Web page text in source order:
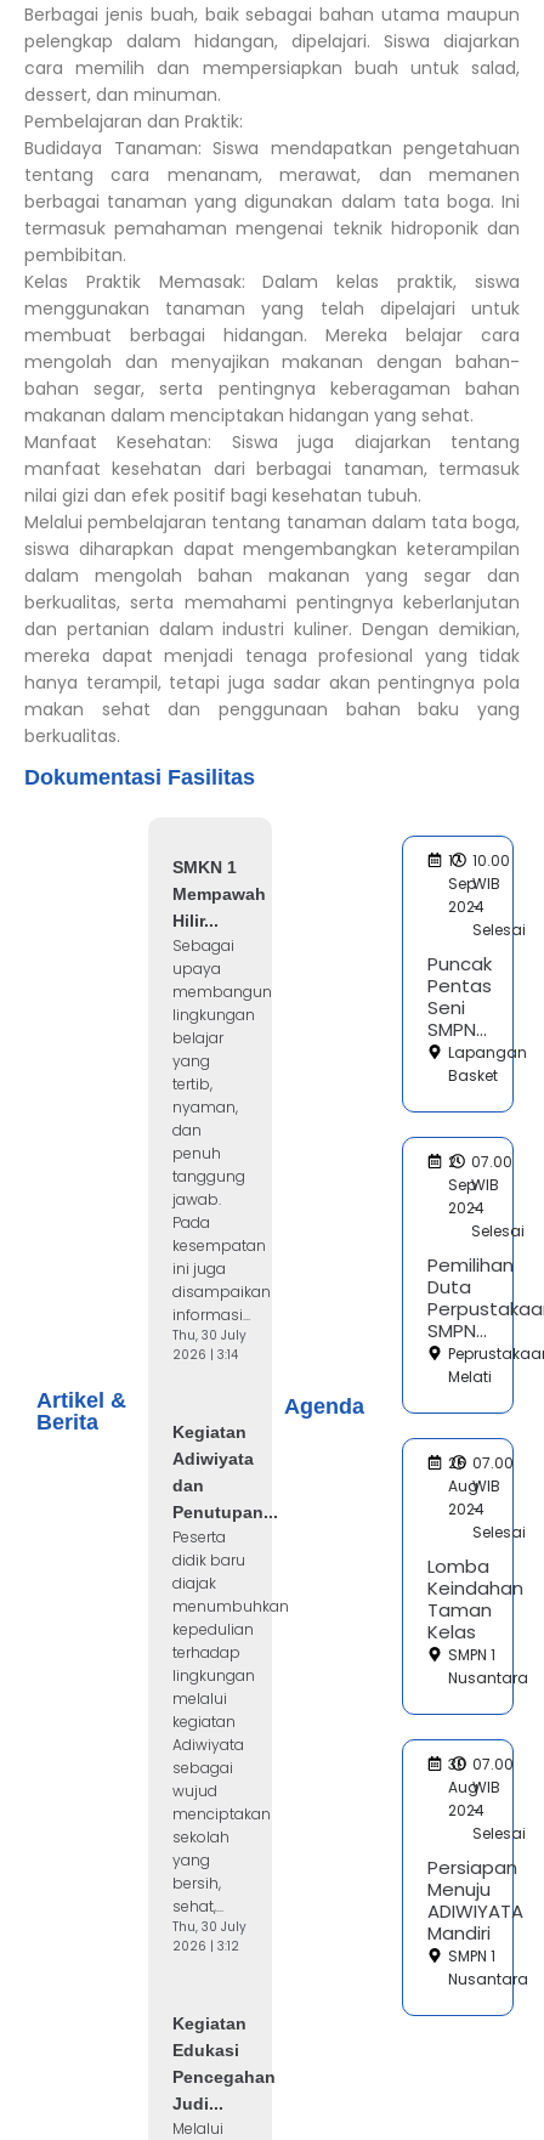
Berbagai jenis buah, baik sebagai bahan utama maupun
pelengkap dalam hidangan, dipelajari. Siswa diajarkan
cara memilih dan mempersiapkan buah untuk salad,
dessert, dan minuman.
Pembelajaran dan Praktik:
Budidaya Tanaman: Siswa mendapatkan pengetahuan
tentang cara menanam, merawat, dan memanen
berbagai tanaman yang digunakan dalam tata boga. Ini
termasuk pemahaman mengenai teknik hidroponik dan
pembibitan.
Kelas Praktik Memasak: Dalam kelas praktik, siswa
menggunakan tanaman yang telah dipelajari untuk
membuat berbagai hidangan. Mereka belajar cara
mengolah dan menyajikan makanan dengan bahan-
bahan segar, serta pentingnya keberagaman bahan
makanan dalam menciptakan hidangan yang sehat.
Manfaat Kesehatan: Siswa juga diajarkan tentang
manfaat kesehatan dari berbagai tanaman, termasuk
nilai gizi dan efek positif bagi kesehatan tubuh.
Melalui pembelajaran tentang tanaman dalam tata boga,
siswa diharapkan dapat mengembangkan keterampilan
dalam mengolah bahan makanan yang segar dan
berkualitas, serta memahami pentingnya keberlanjutan
dan pertanian dalam industri kuliner. Dengan demikian,
mereka dapat menjadi tenaga profesional yang tidak
hanya terampil, tetapi juga sadar akan pentingnya pola
makan sehat dan penggunaan bahan baku yang
berkualitas.
Dokumentasi Fasilitas
Artikel &
Berita
SMKN 1
Mempawah
Hilir...
Sebagai
upaya
membangun
lingkungan
belajar
yang
tertib,
nyaman,
dan
penuh
tanggung
jawab.
Pada
kesempatan
ini juga
disampaikan
informasi...
Thu, 30 July
2026 | 3:14
Kegiatan
Adiwiyata
dan
Penutupan...
Peserta
didik baru
diajak
menumbuhkan
kepedulian
terhadap
lingkungan
melalui
kegiatan
Adiwiyata
sebagai
wujud
menciptakan
sekolah
yang
bersih,
sehat,...
Thu, 30 July
2026 | 3:12
Kegiatan
Edukasi
Pencegahan
Judi...
Melalui
Agenda
17
Sep
2024
10.00
WIB
-
Selesai
Puncak
Pentas
Seni
SMPN...
Lapangan
Basket
2
Sep
2024
07.00
WIB
-
Selesai
Pemilihan
Duta
SMPN...
Melati
26
Aug
2024
07.00
WIB
-
Selesai
Lomba
Keindahan
Taman
Kelas
SMPN 1
Nusantara
30
Aug
2024
07.00
WIB
-
Selesai
Persiapan
Menuju
ADIWIYATA
Mandiri
SMPN 1
Nusantara